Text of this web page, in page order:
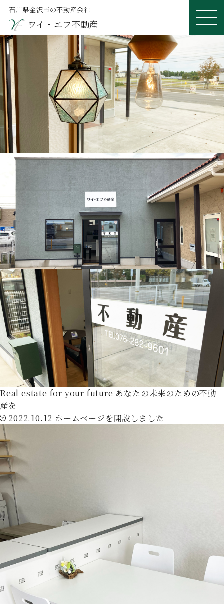
石川県金沢市の不動産会社
ワイ・エフ不動産
ME
NU
Real estate for your future あなたの未来のための不動
産を
2022.10.12 ホームページを開設しました